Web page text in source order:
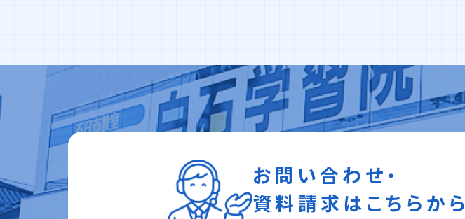
お問い合わせ・
資料請求はこちらから